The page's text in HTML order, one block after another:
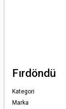
Fırdöndü
Kategori
Marka